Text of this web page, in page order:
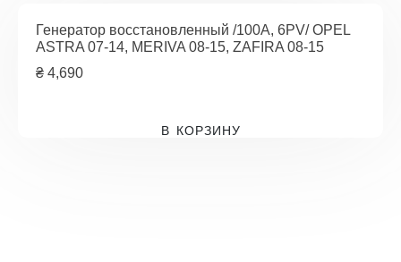
Генератор восстановленный /100A, 6PV/ OPEL
ASTRA 07-14, MERIVA 08-15, ZAFIRA 08-15
₴ 4,690
В КОРЗИНУ